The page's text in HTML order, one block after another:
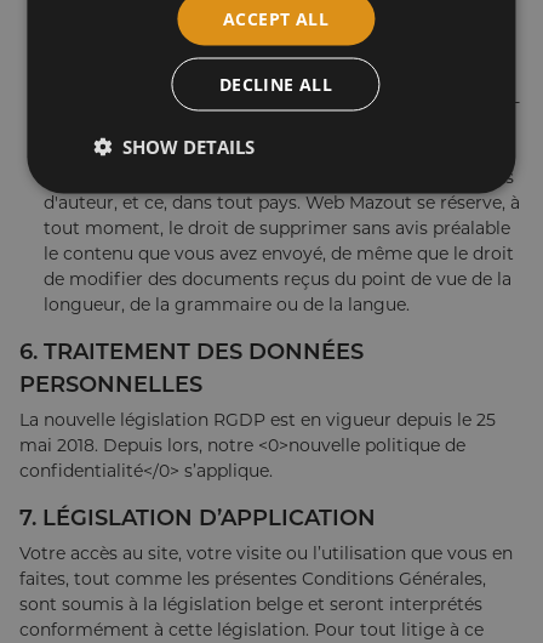
publiquement, de la proposer ultérieurement,
reproduire, publier ;
le droit illimité d'exercer n'importe lequel des droits
octroyés ci-dessus, directement ou par cession, en sous-
d’exercer sur cette communication tous les droits de
propriété et, en particulier, les droits relevant des droits
d'auteur, et ce, dans tout pays. Web Mazout se réserve, à
tout moment, le droit de supprimer sans avis préalable
le contenu que vous avez envoyé, de même que le droit
de modifier des documents reçus du point de vue de la
longueur, de la grammaire ou de la langue.
6. TRAITEMENT DES DONNÉES
PERSONNELLES
La nouvelle législation RGDP est en vigueur depuis le 25
mai 2018. Depuis lors, notre <0>nouvelle politique de
confidentialité</0> s’applique.
7. LÉGISLATION D’APPLICATION
Votre accès au site, votre visite ou l’utilisation que vous en
faites, tout comme les présentes Conditions Générales,
sont soumis à la législation belge et seront interprétés
conformément à cette législation. Pour tout litige à ce
ACCEPT ALL
DECLINE ALL
SHOW DETAILS